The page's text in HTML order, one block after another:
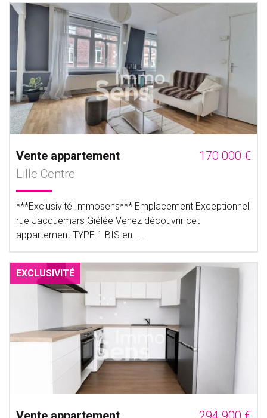
Vente appartement
170 000 €
Lille Centre
***Exclusivité Immosens*** Emplacement Exceptionnel
rue Jacquemars Giélée Venez découvrir cet
appartement TYPE 1 BIS en......
EXCLUSIVITÉ